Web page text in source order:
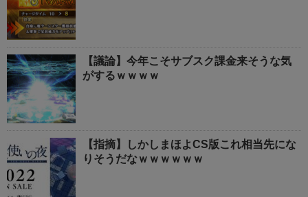
【議論】今年こそサブスク課金来そうな気
がするｗｗｗｗ
【指摘】しかしまほよCS版これ相当先にな
りそうだなｗｗｗｗｗｗ